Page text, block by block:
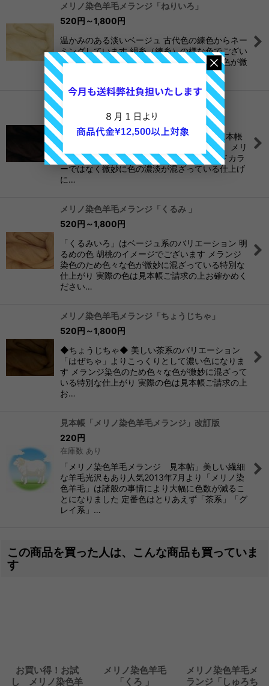
メリノ染色羊毛メランジ「ねりいろ」
520円 ～1,800円
温かみのある淡いベージュ 古代色の練色からネー
ミングしています 絹糸（練糸）の様な色でござい
ます メランジ染色のためよく見ると色々な色が微
妙に混ざっている特別な仕上がり 実際の…
メリノ染色羊毛メランジ「くろちゃ」
520
～1,800円
◆くろちゃ◆ 黒に近い深い茶 実際の色は見本帳
ご請求の上お確かめください。 オリジナル メリ
ノ染色羊毛「メランジシリーズ」はソリッドカラ
ーではなく微妙に色の濃淡が混ざっている仕上げ
に…
メリノ染色羊毛メランジ「くるみ 」
520円 ～1,800円
「くるみいろ」はベージュ系のバリエーション 明
るめの色 胡桃のイメージでございます メランジ
染色のため色々な色が微妙に混ざっている特別な
仕上がり 実際の色は見本帳ご請求の上お確かめく
ださい…
メリノ染色羊毛メランジ「ちょうじちゃ」
520円 ～1,800円
◆ちょうじちゃ◆ 美しい茶系のバリエーション
「はぜちゃ」よりこっくりとして濃い色になりま
す メランジ染色のため色々な色が微妙に混ざって
いる特別な仕上がり 実際の色は見本帳ご請求の上
お…
見本帳「メリノ染色羊毛メランジ」改訂版
220円
在庫数 あり
「メリノ染色羊毛メランジ 見本帖」美しい繊細
な羊毛光沢もあり人気2013年7月より「メリノ染
色羊毛」は諸般の事情により大幅に色数が減るこ
とになりました 定番色はとりあえず「茶系」「グ
レイ系」…
この商品を買った人は、こんな商品も買っていま
す
お買い得！お試
し メリノ染色羊
メリノ染色羊毛
「くろ 」
メリノ染色羊毛メ
ランジ「しゅろち